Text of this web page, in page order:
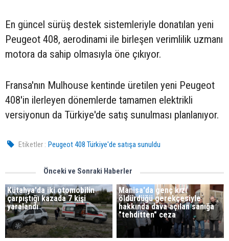
En güncel sürüş destek sistemleriyle donatılan yeni
Peugeot 408, aerodinami ile birleşen verimlilik uzmanı
motora da sahip olmasıyla öne çıkıyor.
Fransa'nın Mulhouse kentinde üretilen yeni Peugeot
408'in ilerleyen dönemlerde tamamen elektrikli
versiyonun da Türkiye'de satış sunulması planlanıyor.
Etiketler : Peugeot 408 Türkiye'de satışa sunuldu
Önceki ve Sonraki Haberler
Kütahya'da iki otomobilin
çarpıştığı kazada 7 kişi
yaralandı
Manisa'da genç kızı
öldürdüğü gerekçesiyle
hakkında dava açılan sanığa
"tehditten" ceza